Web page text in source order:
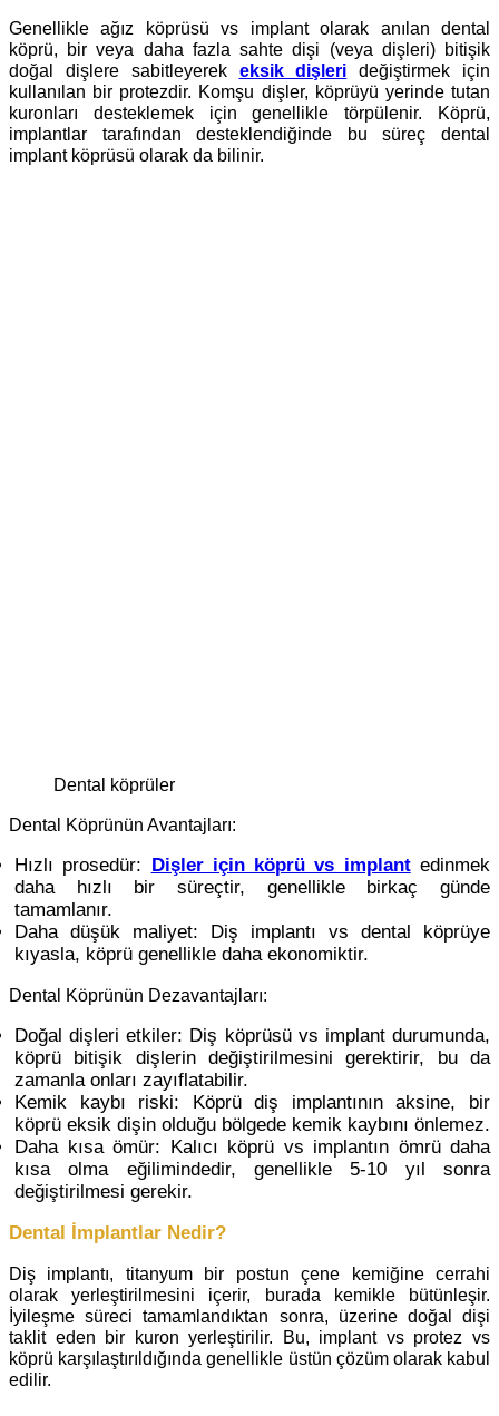
Genellikle ağız köprüsü vs implant olarak anılan dental
köprü, bir veya daha fazla sahte dişi (veya dişleri) bitişik
doğal dişlere sabitleyerek eksik dişleri değiştirmek için
kullanılan bir protezdir. Komşu dişler, köprüyü yerinde tutan
kuronları desteklemek için genellikle törpülenir. Köprü,
implantlar tarafından desteklendiğinde bu süreç dental
implant köprüsü olarak da bilinir.
dental köprüler
Dental Köprünün Avantajları:
Hızlı prosedür: Dişler için köprü vs implantedinmek
daha hızlı bir süreçtir, genellikle birkaç günde
tamamlanır.
Daha düşük maliyet: Diş implantı vs dental köprüye
kıyasla, köprü genellikle daha ekonomiktir.
Dental Köprünün Dezavantajları:
Doğal dişleri etkiler: Diş köprüsü vs implant durumunda,
köprü bitişik dişlerin değiştirilmesini gerektirir, bu da
zamanla onları zayıflatabilir.
Kemik kaybı riski: Köprü diş implantının aksine, bir
köprü eksik dişin olduğu bölgede kemik kaybını önlemez.
Daha kısa ömür: Kalıcı köprü vs implantın ömrü daha
kısa olma eğilimindedir, genellikle 5-10 yıl sonra
değiştirilmesi gerekir.
Dental İmplantlar Nedir?
Diş implantı, titanyum bir postun çene kemiğine cerrahi
olarak yerleştirilmesini içerir, burada kemikle bütünleşir.
İyileşme süreci tamamlandıktan sonra, üzerine doğal dişi
taklit eden bir kuron yerleştirilir. Bu, implant vs protez vs
köprü karşılaştırıldığında genellikle üstün çözüm olarak kabul
edilir.